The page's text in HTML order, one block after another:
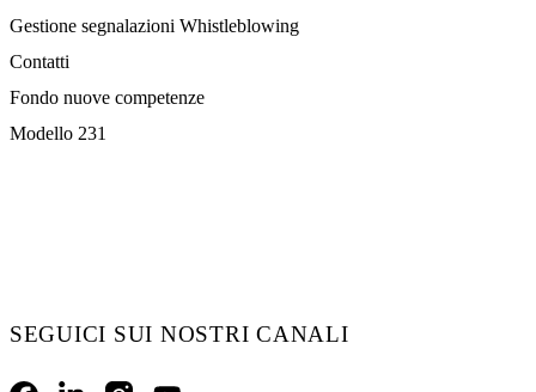
Gestione segnalazioni Whistleblowing
Contatti
Fondo nuove competenze
Modello 231
SEGUICI SUI NOSTRI CANALI